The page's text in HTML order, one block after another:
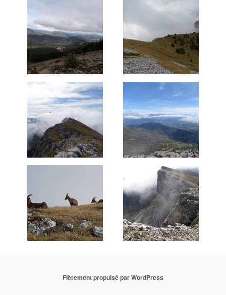
Fièrement propulsé par WordPress